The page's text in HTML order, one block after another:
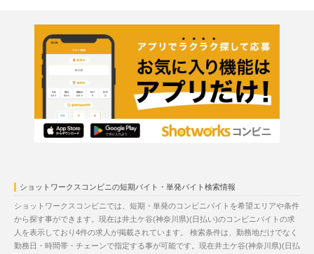
ショットワークスコンビニの短期バイト・単発バイト検索情報
ショットワークスコンビニでは、短期・単発のコンビニバイトを希望エリアや条件
から探す事ができます。現在は井土ケ谷(神奈川県)(日払い)のコンビニバイトの求
人を表示しており4件の求人が掲載されています。 検索条件は、勤務地だけでなく
勤務日・時間帯・チェーンで指定する事が可能です。現在井土ケ谷(神奈川県)(日払